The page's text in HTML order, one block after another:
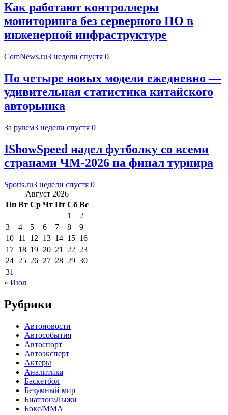
Как работают контроллеры
мониторинга без серверного ПО в
инженерной инфраструктуре
ComNews.ru3 недели спустя 0
По четыре новых модели ежедневно —
удивительная статистика китайского
авторынка
За рулем3 недели спустя 0
IShowSpeed надел футболку со всеми
странами ЧМ-2026 на финал турнира
Sports.ru3 недели спустя 0
Август 2026
Пн Вт Ср Чт Пт Сб Вс
1
2
3
4 5 6 7 8
9
10 11 12 13 14 15 16
17 18 19 20 21 22 23
24 25 26 27 28 29 30
31
« Июл
Рубрики
Автоновости
Автособытия
Автоспорт
Автоэксперт
Актеры
Аналитика
Баскетбол
Безумный мир
Биатлон/Лыжи
Бокс/MMA